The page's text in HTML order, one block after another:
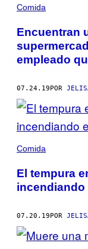
Comida
Encuentran
empleado
07.24.19POR
Comida
El tempura
incendiando
07.20.19POR